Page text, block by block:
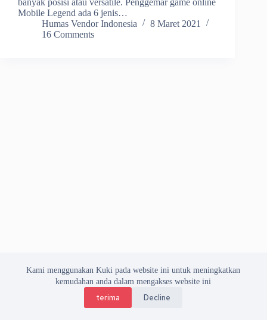
Kami menggunakan Kuki pada website ini untuk meningkatkan
kemudahan anda dalam mengakses website ini
terima Decline
Mobile Legend ada 6 jenis…
Humas Vendor Indonesia
8 Maret 2021
16 Comments